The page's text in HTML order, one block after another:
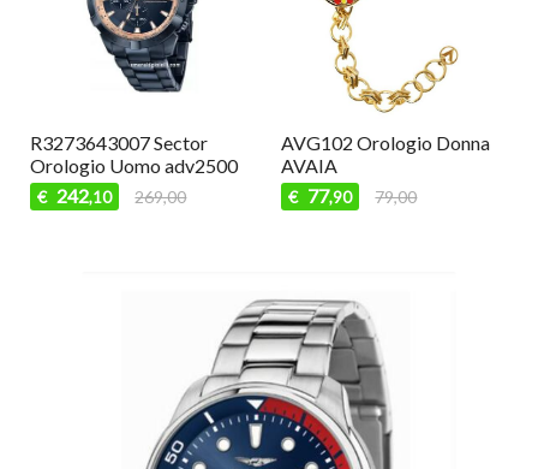
R3273643007 Sector
Orologio Uomo adv2500
€ 242,10 269,00
AVG102 Orologio Donna
AVAIA
€ 77,90 79,00